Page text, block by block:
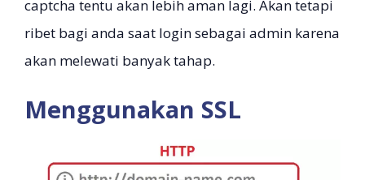
captcha tentu akan lebih aman lagi. Akan tetapi
ribet bagi anda saat login sebagai admin karena
akan melewati banyak tahap.
Menggunakan SSL